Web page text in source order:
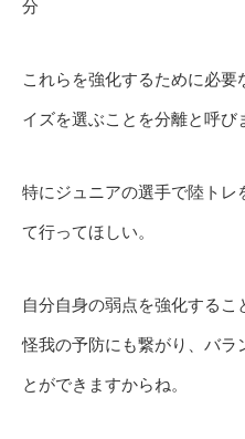
分
これらを強化するために必
イズを選ぶことを分離と呼び
特にジュニアの選手で陸トレ
て行ってほしい。
自分自身の弱点を強化するこ
怪我の予防にも繋がり、バラ
とができますからね。